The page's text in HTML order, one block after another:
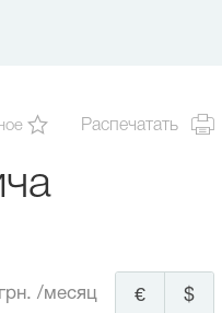
Распечатать
/месяц $
€